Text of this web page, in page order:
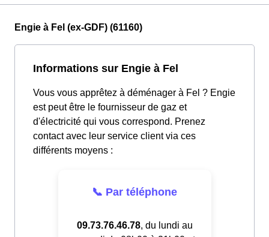
Engie à Fel (ex-GDF) (61160)
Informations sur Engie à Fel
Vous vous apprêtez à déménager à Fel ? Engie
est peut être le fournisseur de gaz et
d'électricité qui vous correspond. Prenez
contact avec leur service client via ces
différents moyens :
📞 Par téléphone
09.73.76.46.78, du lundi au